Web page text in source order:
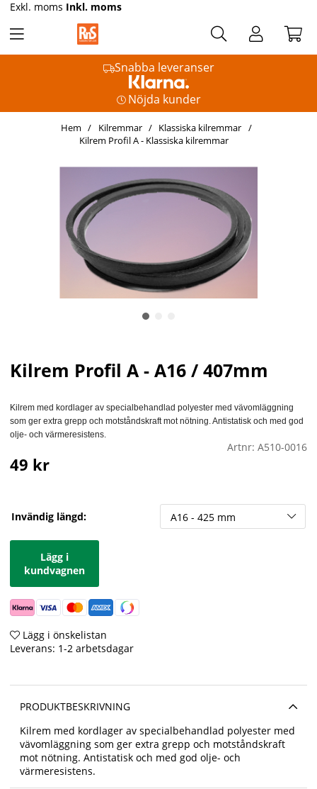
Snabba leveranser
Nöjda kunder
Exkl. moms Inkl. moms
Hem Kilremmar
Klassiska kilremmar
Kilrem Profil A - Klassiska kilremmar
Kilrem Profil A - A16 / 407mm
Kilrem med kordlager av specialbehandlad polyester med vävomläggning
som ger extra grepp och motståndskraft mot nötning. Antistatisk och med god
olje- och värmeresistens.
Artnr: A510-0016
49 kr
Invändig längd:
Lägg i
kundvagnen
Lägg i önskelistan
Leverans: 1-2 arbetsdagar
PRODUKTBESKRIVNING
Kilrem med kordlager av specialbehandlad polyester med
vävomläggning som ger extra grepp och motståndskraft
mot nötning. Antistatisk och med god olje- och
värmeresistens.